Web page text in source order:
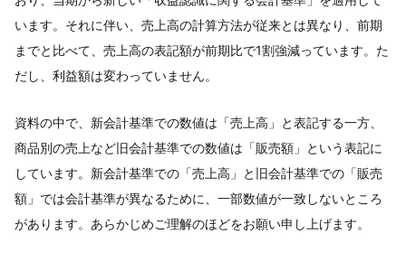
います。それに伴い、売上高の計算方法が従来とは異なり、前期
までと比べて、売上高の表記額が前期比で1割強減っています。た
だし、利益額は変わっていません。
資料の中で、新会計基準での数値は「売上高」と表記する一方、
商品別の売上など旧会計基準での数値は「販売額」という表記に
しています。新会計基準での「売上高」と旧会計基準での「販売
額」では会計基準が異なるために、一部数値が一致しないところ
があります。あらかじめご理解のほどをお願い申し上げます。